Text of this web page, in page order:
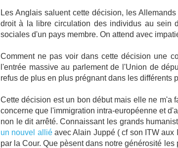
Les Anglais saluent cette décision, les
droit à la libre circulation des individus au sein
sociales d'un pays membre. On attend avec
Comment ne pas voir dans cette décision une
l'entrée massive au parlement de l'Union de
refus de plus en plus prégnant dans les différents
Cette décision est un bon début mais elle ne m'a
concerne que l'immigration intra-européenne et
non le dit arrêté. Connaissant les grands
un nouvel alliéavec Alain Juppé ( cf son ITW aux
par la Cour. Que pèsent dans notre générosité